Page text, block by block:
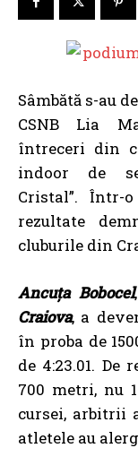
Sâmbătă s-au
CSNB Lia
întreceri din
indoor de
Cristal”. Într-
rezultate
cluburile din
Ancuța Bobocel
Craiova, a
în proba de
de 4:23.01. De
700 metri, nu
cursei, arbitrii
atletele au